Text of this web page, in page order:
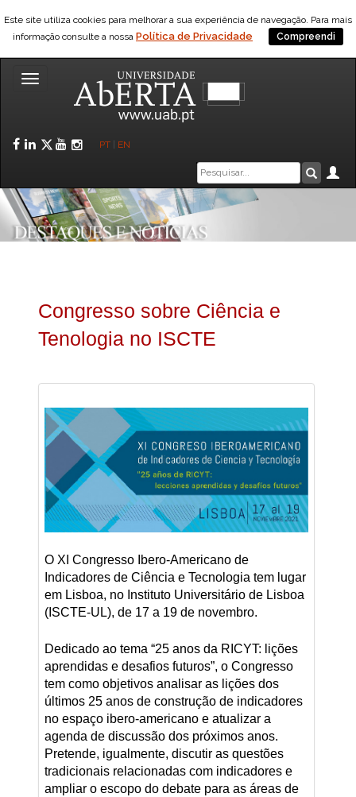
Este site utiliza cookies para melhorar a sua experiência de navegação. Para mais
informação consulte a nossa Política de Privacidade Compreendi
Toggle
Facebook
LinkedIn
Twitter
YouTube
Instagram
PT EN
Caixa
de
pesquisa
Congresso sobre Ciência e
Tenologia no ISCTE
O XI Congresso Ibero-Americano de
Indicadores de Ciência e Tecnologia tem lugar
em Lisboa, no Instituto Universitário de Lisboa
(ISCTE-UL), de 17 a 19 de novembro.
Dedicado ao tema “25 anos da RICYT: lições
aprendidas e desafios futuros”, o Congresso
tem como objetivos analisar as lições dos
últimos 25 anos de construção de indicadores
no espaço ibero-americano e atualizar a
agenda de discussão dos próximos anos.
Pretende, igualmente, discutir as questões
tradicionais relacionadas com indicadores e
ampliar o escopo do debate para as áreas de